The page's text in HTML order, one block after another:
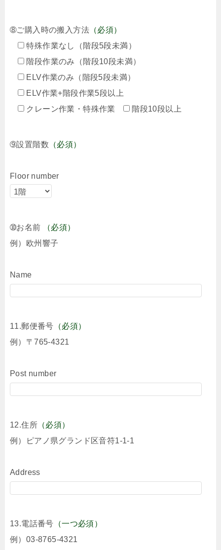
➇ご購入時の搬入方法 （必須）
特殊作業なし（階段5段未満）
階段作業のみ（階段10段未満）
ELV作業のみ（階段5段未満）
ELV作業+階段作業5段以上
クレーン作業・特殊作業
階段10段以上
➈設置階数 （必須）
Floor number
➉お名前
（必須）
例）欧州響子
Name
11.郵便番号 （必須）
例）〒765-4321
Post number
12.住所 （必須）
例）ピアノ県グランド区音符1-1-1
Address
13.電話番号 （一つ必須）
例）03-8765-4321